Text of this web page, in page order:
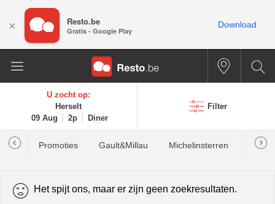
U zocht op:
Herselt
09 Aug
2p Diner
Filter
Promoties Gault&Millau Michelinsterren
Het spijt ons, maar er zijn geen zoekresultaten.
× Resto.be
Gratis - Google Play
Download